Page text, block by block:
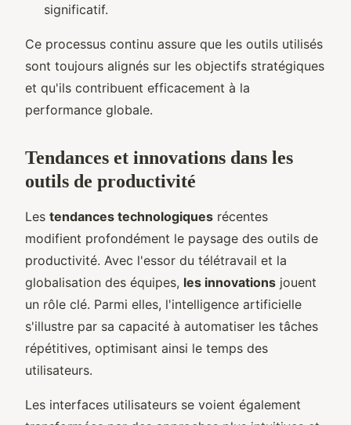
significatif.
Ce processus continu assure que les outils utilisés
sont toujours alignés sur les objectifs stratégiques
et qu'ils contribuent efficacement à la
performance globale.
Tendances et innovations dans les
outils de productivité
Les tendances technologiques récentes
modifient profondément le paysage des outils de
productivité. Avec l'essor du télétravail et la
globalisation des équipes, les innovations jouent
un rôle clé. Parmi elles, l'intelligence artificielle
s'illustre par sa capacité à automatiser les tâches
répétitives, optimisant ainsi le temps des
utilisateurs.
Les interfaces utilisateurs se voient également